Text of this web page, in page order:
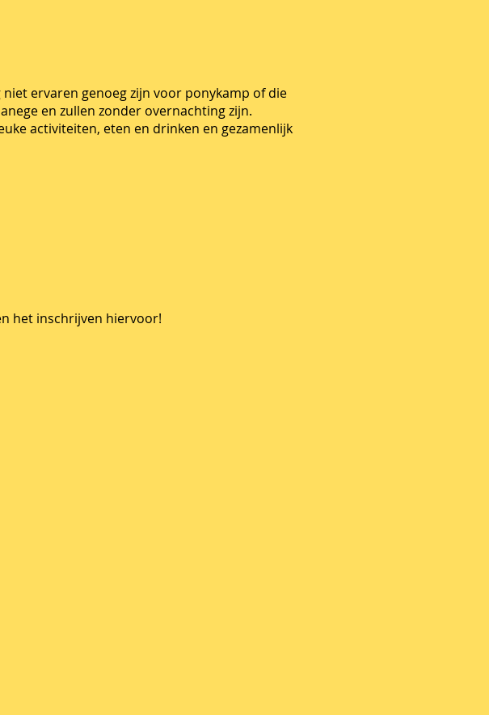
ervaren genoeg zijn voor ponykamp of die
en zullen zonder overnachting zijn.
activiteiten, eten en drinken en gezamenlijk
het inschrijven hiervoor!